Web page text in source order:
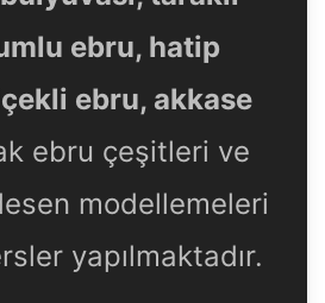
ebru, hatip
ebru, akkase
ebru çeşitleri ve
modellemeleri
yapılmaktadır.